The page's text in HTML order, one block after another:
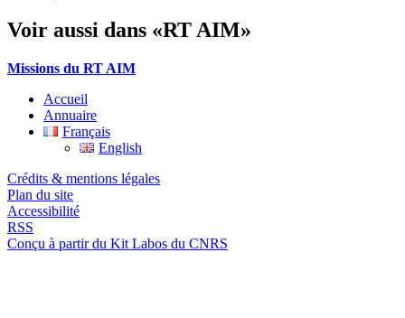
Voir aussi dans «RT AIM»
Missions du RT AIM
Accueil
Annuaire
Français
English
Crédits & mentions légales
Plan du site
Accessibilité
RSS
Conçu à partir du Kit Labos du CNRS